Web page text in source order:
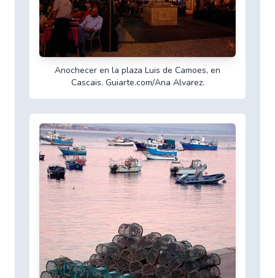
Anochecer en la plaza Luis de Camoes, en
Cascais. Guiarte.com/Ana Alvarez.